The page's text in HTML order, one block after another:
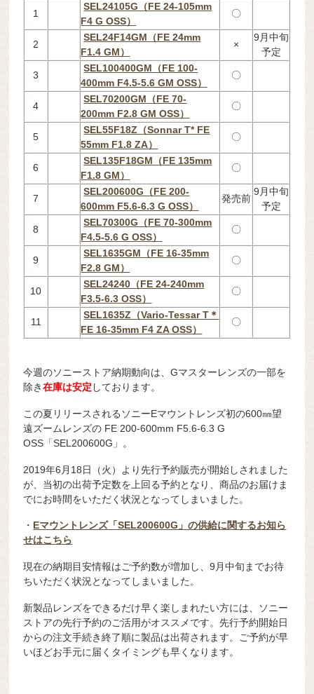
1
SEL24105G（FE 24-105mm
F4 G OSS）
〇
2
SEL24F14GM（FE 24mm
F1.4 GM）
×
9月中旬
予定
3
SEL100400GM（FE 100-
400mm F4.5-5.6 GM OSS）
〇
4
SEL70200GM（FE 70-
200mm F2.8 GM OSS）
〇
5
SEL55F18Z（Sonnar T* FE
55mm F1.8 ZA）
〇
6
SEL135F18GM（FE 135mm
F1.8 GM）
〇
7
SEL200600G（FE 200-
600mm F5.6-6.3 G OSS）
発売前
9月中旬
予定
8
SEL70300G（FE 70-300mm
F4.5-5.6 G OSS）
〇
9
SEL1635GM（FE 16-35mm
F2.8 GM）
〇
10
SEL24240（FE 24-240mm
F3.5-6.3 OSS）
〇
11
SEL1635Z（Vario-Tessar T＊
FE 16-35mm F4 ZA OSS）
〇
今週のソニーストア納期動向は、Gマスターレンズの一部を
除き在庫は安定 しております。
この夏リリースされるソニーEマウントレンズ初の600㎜望
遠ズームレンズの FE 200-600mm F5.6-6.3 G
OSS「SEL200600G」。
2019年6月18日（火）より先行予約販売が開始しされました
が、当初の出荷予定数を上回る予約となり、商品のお届けま
でにお時間をいただく状況となってしまいました。
・ Eマウントレンズ「SEL200600G」の供給に関するお知ら
せはこちら
現在の納期目安情報はご予約数が増加し、9月中旬までお待
ちいただく状況となってしまいました。
新製品レンズをできるだけ早く楽しまれたい方には、ソニー
ストアの先行予約のご活用がオススメです。先行予約開始日
からの注文手続き終了順に製品は出荷されます。ご予約が早
いほどお手元に届くタイミングも早くなります。